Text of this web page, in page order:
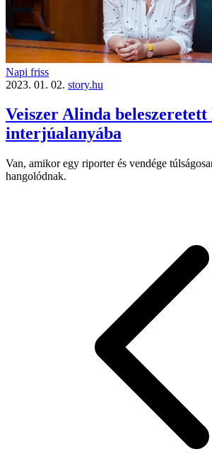
Napi friss
2023. 01. 02. story.hu
Veiszer Alinda
interjúalanyába
Van, amikor egy riporter és vendége
hangolódnak.